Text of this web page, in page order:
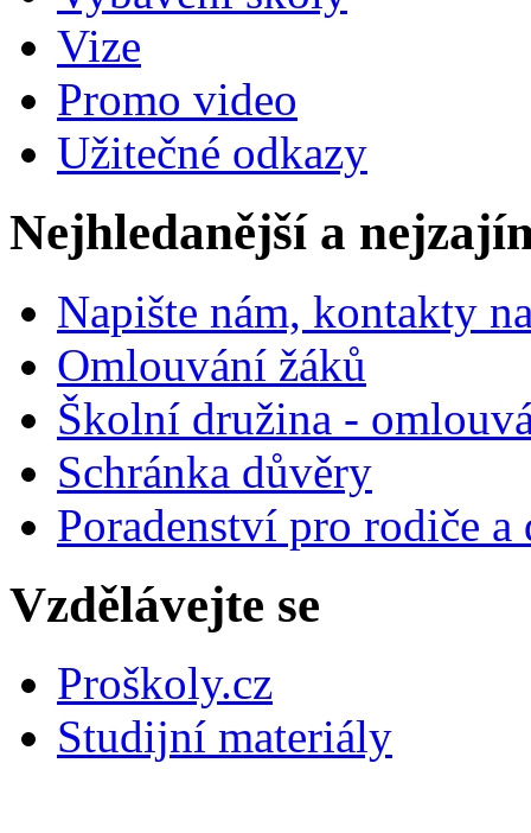
Vize
Promo video
Užitečné odkazy
Nejhledanější a
Napište nám, kontakty
Omlouvání žáků
Školní družina -
Schránka důvěry
Poradenství pro rodiče
Vzdělávejte se
Proškoly.cz
Studijní materiály